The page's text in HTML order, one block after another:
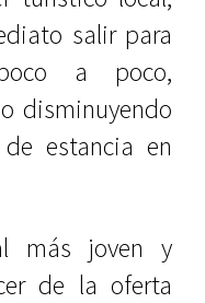
salir para
a poco,
disminuyendo
estancia en
más joven y
de la oferta